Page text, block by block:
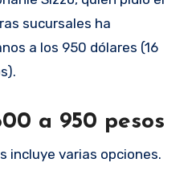
sucursales ha
a los 950 dólares (16
a 950 pesos
incluye varias opciones.